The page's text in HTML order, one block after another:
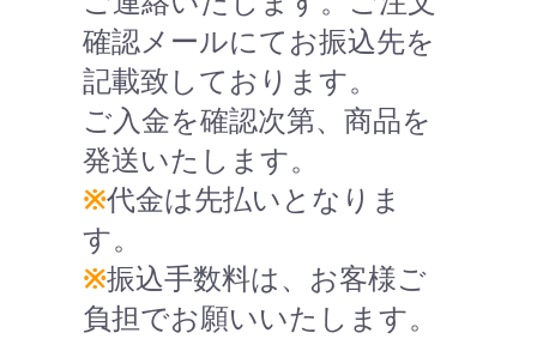
確認メールにてお振込先を
記載致しております。
ご入金を確認次第、商品を
発送いたします。
※代金は先払いとなりま
す。
※振込手数料は、お客様ご
負担でお願いいたします。